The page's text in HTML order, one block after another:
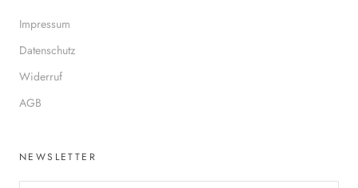
Impressum
Datenschutz
Widerruf
AGB
NEWSLETTER